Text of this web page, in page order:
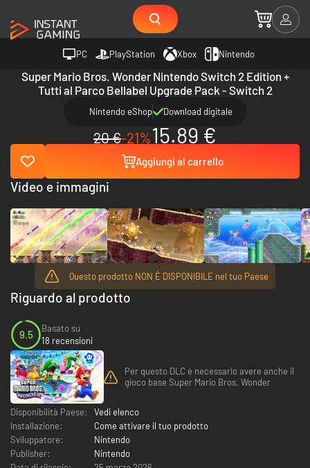
PC PlayStation Xbox Nintendo
Super Mario Bros. Wonder Nintendo Switch 2 Edition +
Tutti al Parco Bellabel Upgrade Pack - Switch 2
Nintendo eShop Download digitale
20 €-21%15.89 €
Aggiungi al carrello
Questo prodotto NON È DISPONIBILE nel tuo Paese
Riguardo al prodotto
9.5
Basato su
18 recensioni
Per questo DLC è necessario avere anche il
gioco base Super Mario Bros. Wonder
Disponibilità Paese:
Vedi elenco
Installazione:
Come attivare il tuo prodotto
Sviluppatore:
Nintendo
Publisher:
Nintendo
Video e immagini